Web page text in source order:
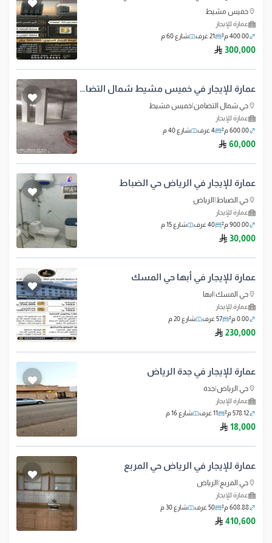
خميس مشيط
عمارة للإيجار
400.00 م²
21 غرف شارع 60 م
300,000 ريال سعودي
عمارة للإيجار في خميس مشيط شمال التضامن
حي شمال التضامن خميس مشيط
عمارة للإيجار
600.00 م²
4 غرف شارع 40 م
60,000 ريال سعودي
عمارة للإيجار في الرياض حي الضباط
حي الضباط الرياض
عمارة للإيجار
900.00 م²
40 غرف شارع 15 م
30,000 ريال سعودي
عمارة للإيجار في أبها حي المسك
حي المسك ابها
عمارة للإيجار
0.00 م²
57 غرف شارع 20 م
230,000 ريال سعودي
عمارة للإيجار في جدة الرياض
حي الرياض جدة
عمارة للإيجار
578.12 م²
11 غرف شارع 16 م
18,000 ريال سعودي
عمارة للإيجار في الرياض حي المربع
حي المربع الرياض
عمارة للإيجار
608.88 م²
50 غرف شارع 30 م
410,600 ريال سعودي